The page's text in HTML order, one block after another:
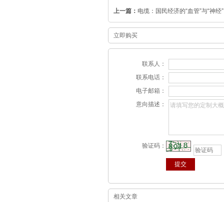
上一篇： 电缆：国民经济的“血管”与“神经”
立即购买
联系人：
联系电话：
电子邮箱：
意向描述：
验证码：
相关文章